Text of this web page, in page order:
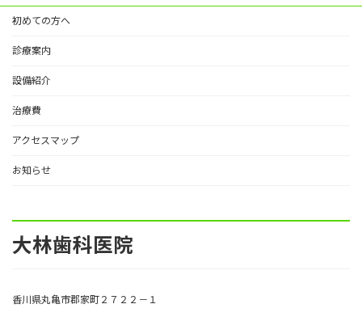
初めての方へ
診療案内
設備紹介
治療費
アクセスマップ
お知らせ
大林歯科医院
香川県丸亀市郡家町２７２２－１